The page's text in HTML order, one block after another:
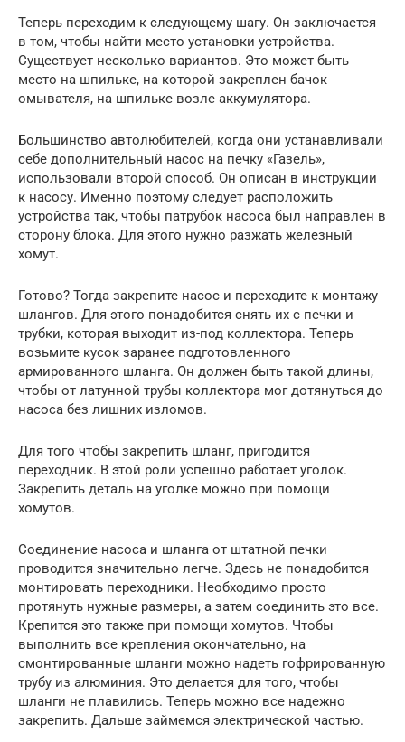
Теперь переходим к следующему шагу. Он заключается
в том, чтобы найти место установки устройства.
Существует несколько вариантов. Это может быть
место на шпильке, на которой закреплен бачок
омывателя, на шпильке возле аккумулятора.
Большинство автолюбителей, когда они устанавливали
себе дополнительный насос на печку «Газель»,
использовали второй способ. Он описан в инструкции
к насосу. Именно поэтому следует расположить
устройства так, чтобы патрубок насоса был направлен в
сторону блока. Для этого нужно разжать железный
хомут.
Готово? Тогда закрепите насос и переходите к монтажу
шлангов. Для этого понадобится снять их с печки и
трубки, которая выходит из-под коллектора. Теперь
возьмите кусок заранее подготовленного
армированного шланга. Он должен быть такой длины,
чтобы от латунной трубы коллектора мог дотянуться до
насоса без лишних изломов.
Для того чтобы закрепить шланг, пригодится
переходник. В этой роли успешно работает уголок.
Закрепить деталь на уголке можно при помощи
хомутов.
Соединение насоса и шланга от штатной печки
проводится значительно легче. Здесь не понадобится
монтировать переходники. Необходимо просто
протянуть нужные размеры, а затем соединить это все.
Крепится это также при помощи хомутов. Чтобы
выполнить все крепления окончательно, на
смонтированные шланги можно надеть гофрированную
трубу из алюминия. Это делается для того, чтобы
шланги не плавились. Теперь можно все надежно
закрепить. Дальше займемся электрической частью.